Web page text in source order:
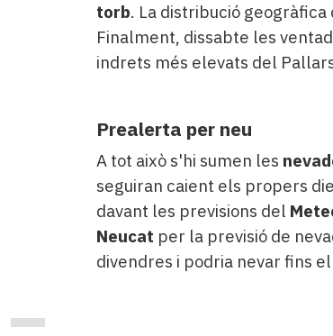
torb. La distribució
Finalment, dissabte les
indrets més elevats del
Prealerta per neu
A tot això s'hi sumen les
seguiran caient els propers
davant les previsions del
Neucat per la previsió de
divendres i podria nevar fins